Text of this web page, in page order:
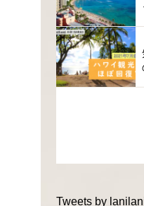
Tweets by